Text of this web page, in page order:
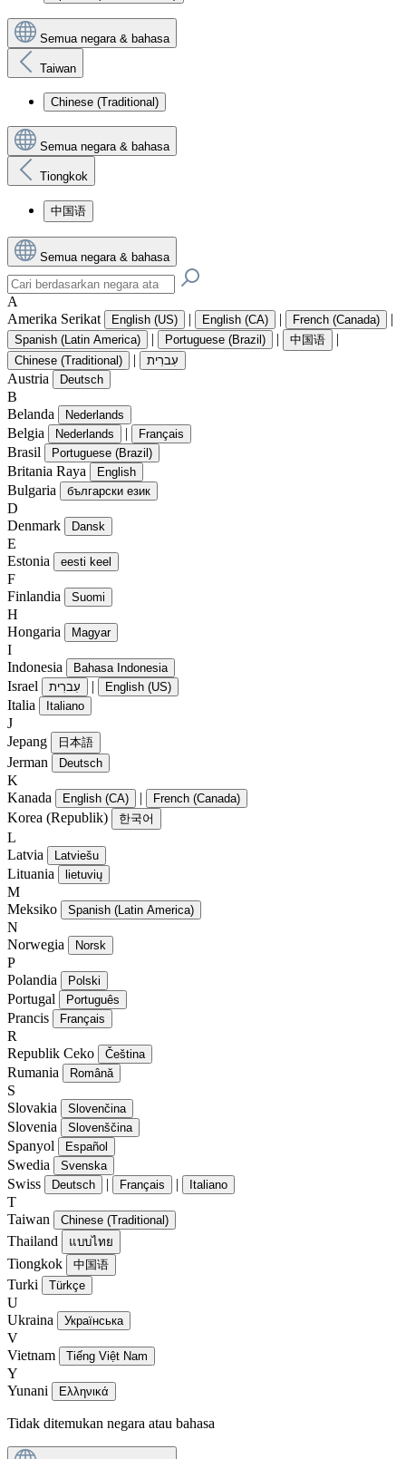
Semua negara & bahasa
Taiwan
Chinese (Traditional)
Semua negara & bahasa
Tiongkok
中国语
Semua negara & bahasa
A
Amerika Serikat
English (US) | English (CA) | French (Canada) |
Spanish (Latin America) | Portuguese (Brazil) | 中国语 |
Chinese (Traditional) | עִברִית
Austria Deutsch
B
Belanda
Nederlands
Belgia Nederlands | Français
Brasil Portuguese (Brazil)
Britania Raya English
Bulgaria български език
D
Denmark
Dansk
E
Estonia
eesti keel
F
Finlandia
Suomi
H
Hongaria
Magyar
I
Indonesia
Bahasa Indonesia
Israel עִברִית | English (US)
Italia Italiano
J
Jepang
日本語
Jerman Deutsch
K
Kanada
English (CA) | French (Canada)
Korea (Republik) 한국어
L
Latvia
Latviešu
Lituania lietuvių
M
Meksiko
Spanish (Latin America)
N
Norwegia
Norsk
P
Polandia
Polski
Portugal Português
Prancis Français
R
Republik Ceko
Čeština
Rumania Română
S
Slovakia
Slovenčina
Slovenia Slovenščina
Spanyol Español
Swedia Svenska
Swiss Deutsch | Français | Italiano
T
Taiwan
Chinese (Traditional)
Thailand แบบไทย
Tiongkok 中国语
Turki Türkçe
U
Ukraina
Українська
V
Vietnam
Tiếng Việt Nam
Y
Yunani
Ελληνικά
Tidak ditemukan negara atau bahasa